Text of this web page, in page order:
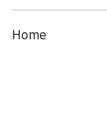
Home